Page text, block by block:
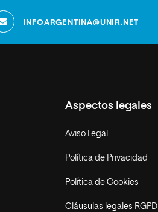
INFOARGENTINA@UNIR.NET
Aspectos legales
Aviso Legal
Política de Privacidad
Política de Cookies
Cláusulas legales RGPD